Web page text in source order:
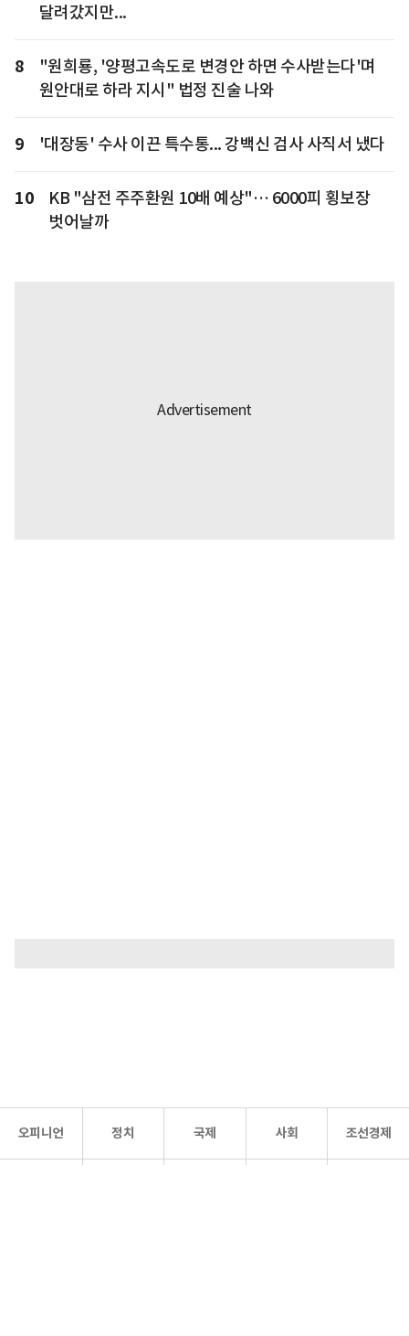
달려갔지만...
8
"원희룡, '양평고속도로 변경안 하면 수사받는다'며
원안대로 하라 지시" 법정 진술 나와
9 '대장동' 수사 이끈 특수통... 강백신 검사 사직서 냈다
10
KB "삼전 주주환원 10배 예상"… 6000피 횡보장
벗어날까
오피니언 정치 국제 사회 조선경제